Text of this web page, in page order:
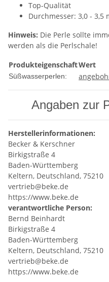
Top-Qualität
Durchmesser: 3,0 - 3,5
Hinweis: Die Perle sollte
werden als die Perlschale!
ProdukteigenschaftWert
Süßwasserperlen:
Angaben zur
Herstellerinformationen:
Becker & Kerschner
Birkigstraße 4
Baden-Württemberg
Keltern, Deutschland, 75210
vertrieb@beke.de
https://www.beke.de
verantwortliche Person:
Bernd Beinhardt
Birkigstraße 4
Baden-Württemberg
Keltern, Deutschland, 75210
vertrieb@beke.de
https://www.beke.de